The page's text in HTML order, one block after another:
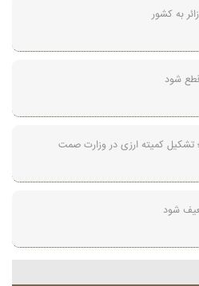
شود
تشکیل کمیته ارزی در وزارت صمت
شود